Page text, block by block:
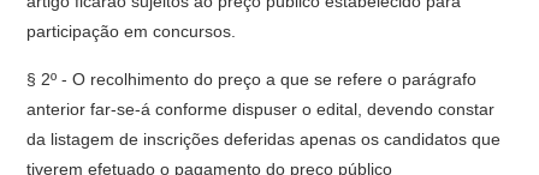
participação em concursos.
§ 2º - O recolhimento do preço a que se refere o parágrafo
anterior far-se-á conforme dispuser o edital, devendo constar
da listagem de inscrições deferidas apenas os candidatos que
tiverem efetuado o pagamento do preço público